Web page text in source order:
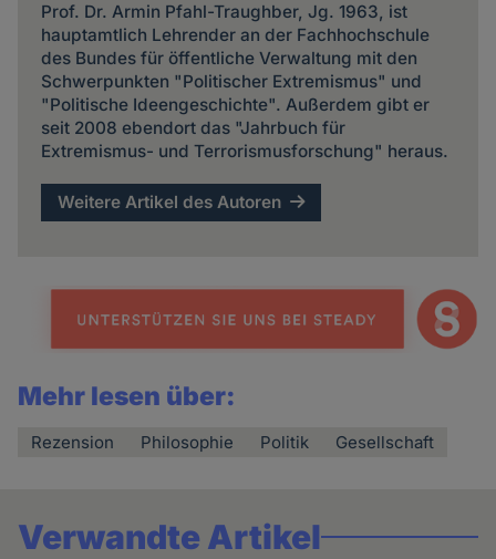
Prof. Dr. Armin Pfahl-Traughber, Jg. 1963, ist
hauptamtlich Lehrender an der Fachhochschule
des Bundes für öffentliche Verwaltung mit den
Schwerpunkten "Politischer Extremismus" und
"Politische Ideengeschichte". Außerdem gibt er
seit 2008 ebendort das "Jahrbuch für
Extremismus- und Terrorismusforschung" heraus.
Weitere Artikel des Autoren
Mehr lesen über:
Rezension Philosophie Politik Gesellschaft
Verwandte Artikel